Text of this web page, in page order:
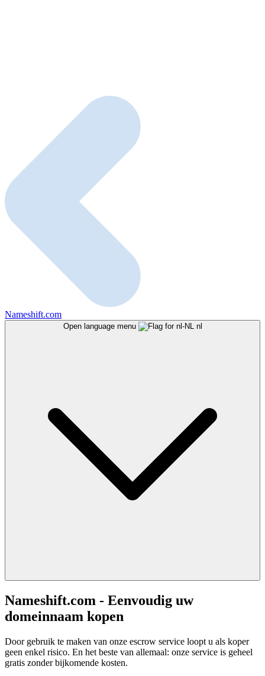
Nameshift.com
Open language menu nl
Nameshift.com - Eenvoudig uw
domeinnaam kopen
Door gebruik te maken van onze escrow service loopt u als koper
geen enkel risico. En het beste van allemaal: onze service is geheel
gratis zonder bijkomende kosten.